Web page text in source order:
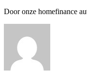
Door onze homefinance